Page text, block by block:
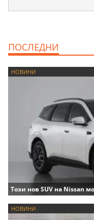
ПОСЛЕДНИ
НОВИНИ
Този нов SUV на Nissan
НОВИНИ